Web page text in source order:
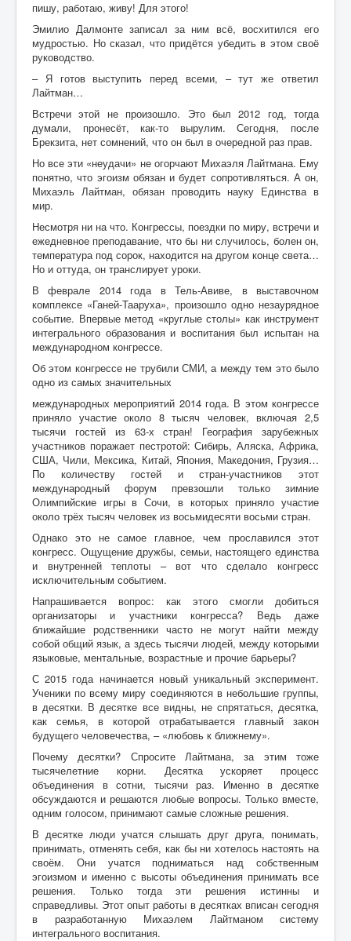
пишу, работаю, живу! Для этого!
Эмилио Далмонте записал за ним всё, восхитился его
мудростью. Но сказал, что придётся убедить в этом своё
руководство.
– Я готов выступить перед всеми, – тут же ответил
Лайтман…
Встречи этой не произошло. Это был 2012 год, тогда
думали, пронесёт, как-то вырулим. Сегодня, после
Брекзита, нет сомнений, что он был в очередной раз прав.
Но все эти «неудачи» не огорчают Михаэля Лайтмана. Ему
понятно, что эгоизм обязан и будет сопротивляться. А он,
Михаэль Лайтман, обязан проводить науку Единства в
мир.
Несмотря ни на что. Конгрессы, поездки по миру, встречи и
ежедневное преподавание, что бы ни случилось, болен он,
температура под сорок, находится на другом конце света…
Но и оттуда, он транслирует уроки.
В феврале 2014 года в Тель-Авиве, в выставочном
комплексе «Ганей-Тааруха», произошло одно незаурядное
событие. Впервые метод «круглые столы» как инструмент
интегрального образования и воспитания был испытан на
международном конгрессе.
Об этом конгрессе не трубили СМИ, а между тем это было
одно из самых значительных
международных мероприятий 2014 года. В этом конгрессе
приняло участие около 8 тысяч человек, включая 2,5
тысячи гостей из 63-х стран! География зарубежных
участников поражает пестротой: Сибирь, Аляска, Африка,
США, Чили, Мексика, Китай, Япония, Македония, Грузия…
По количеству гостей и стран-участников этот
международный форум превзошли только зимние
Олимпийские игры в Сочи, в которых приняло участие
около трёх тысяч человек из восьмидесяти восьми стран.
Однако это не самое главное, чем прославился этот
конгресс. Ощущение дружбы, семьи, настоящего единства
и внутренней теплоты – вот что сделало конгресс
исключительным событием.
Напрашивается вопрос: как этого смогли добиться
организаторы и участники конгресса? Ведь даже
ближайшие родственники часто не могут найти между
собой общий язык, а здесь тысячи людей, между которыми
языковые, ментальные, возрастные и прочие барьеры?
С 2015 года начинается новый уникальный эксперимент.
Ученики по всему миру соединяются в небольшие группы,
в десятки. В десятке все видны, не спрятаться, десятка,
как семья, в которой отрабатывается главный закон
будущего человечества, – «любовь к ближнему».
Почему десятки? Спросите Лайтмана, за этим тоже
тысячелетние корни. Десятка ускоряет процесс
объединения в сотни, тысячи раз. Именно в десятке
обсуждаются и решаются любые вопросы. Только вместе,
одним голосом, принимают самые сложные решения.
В десятке люди учатся слышать друг друга, понимать,
принимать, отменять себя, как бы ни хотелось настоять на
своём. Они учатся подниматься над собственным
эгоизмом и именно с высоты объединения принимать все
решения. Только тогда эти решения истинны и
справедливы. Этот опыт работы в десятках вписан сегодня
в разработанную Михаэлем Лайтманом систему
интегрального воспитания.